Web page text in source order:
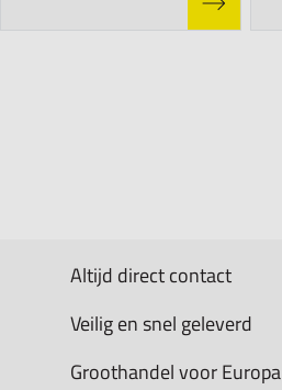
Altijd direct contact
Veilig en snel geleverd
Groothandel voor Europa